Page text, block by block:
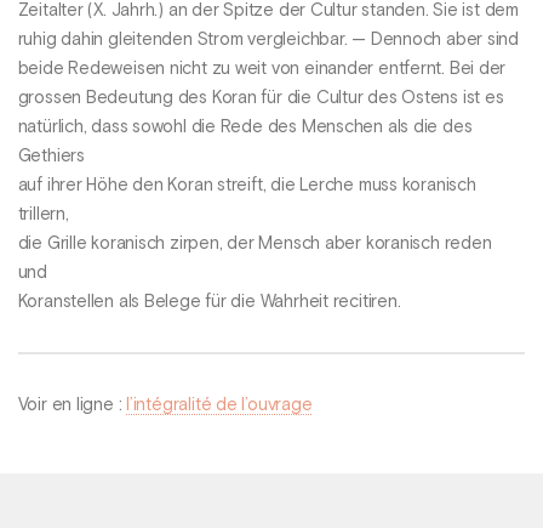
Zeitalter (X. Jahrh.) an der Spitze der Cultur standen. Sie ist dem
ruhig dahin gleitenden Strom vergleichbar. — Dennoch aber sind
beide Redeweisen nicht zu weit von einander entfernt. Bei der
grossen Bedeutung des Koran für die Cultur des Ostens ist es
natürlich, dass sowohl die Rede des Menschen als die des
Gethiers
auf ihrer Höhe den Koran streift, die Lerche muss koranisch
trillern,
die Grille koranisch zirpen, der Mensch aber koranisch reden
und
Koranstellen als Belege für die Wahrheit recitiren.
Voir en ligne : l’intégralité de l’ouvrage